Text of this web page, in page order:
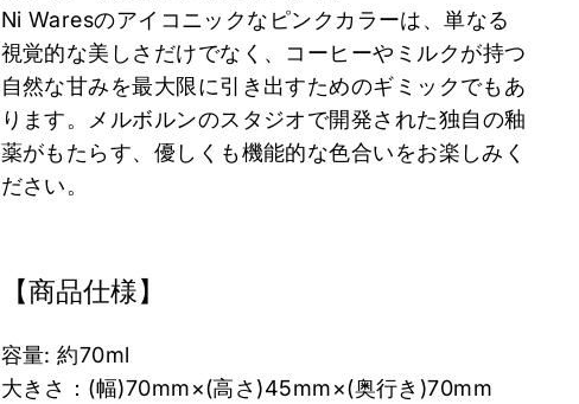
Ni Waresのアイコニックなピンクカラーは、単なる
視覚的な美しさだけでなく、 コーヒーやミルクが持つ
自然な甘みを最大限に引き出すためのギミックでもあ
ります。
メルボルンのスタジオで開発された独自の釉
薬がもたらす、優しくも機能的な色合いをお楽しみく
ださい。
【商品仕様】
容量: 約70ml
大きさ：(幅)70mm×(高さ)45mm×(奥行き )70mm